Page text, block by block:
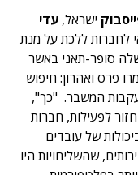
ישראל, עדי
לחברות ללכת על מנת
סופר-תאני באשר
פרס ואהרון: חיפוש
המשבר. "כך",
לפעילות, חברות
של עובדים
שהשליחויות היו